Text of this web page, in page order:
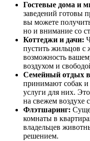
Гостевые дома и
заведений готовы
вы можете
но и внимание со
Коттеджи и дачи:
пустить жильцов с
возможность
воздухом и
Семейный отдых
принимают собак и
услуги для них.
на свежем
Флэтшаринг:
комнаты в
владельцев
решением.